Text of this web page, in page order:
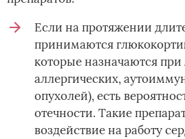
Если на протяжении
принимаются
которые назначаются
аллергических,
опухолей), есть
отечности. Такие
воздействие на работу